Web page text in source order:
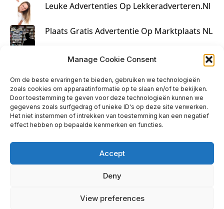
Manage Cookie Consent
Om de beste ervaringen te bieden, gebruiken we technologieën
zoals cookies om apparaatinformatie op te slaan en/of te bekijken.
Door toestemming te geven voor deze technologieën kunnen we
gegevens zoals surfgedrag of unieke ID's op deze site verwerken.
Het niet instemmen of intrekken van toestemming kan een negatief
effect hebben op bepaalde kenmerken en functies.
Accept
Deny
View preferences
Leuke Advertenties Op Lekkeradverteren.nl
Plaats Gratis Advertentie Op Marktplaats NL
Kruisbestuiving Voor Succesvolle Marketing
Contact